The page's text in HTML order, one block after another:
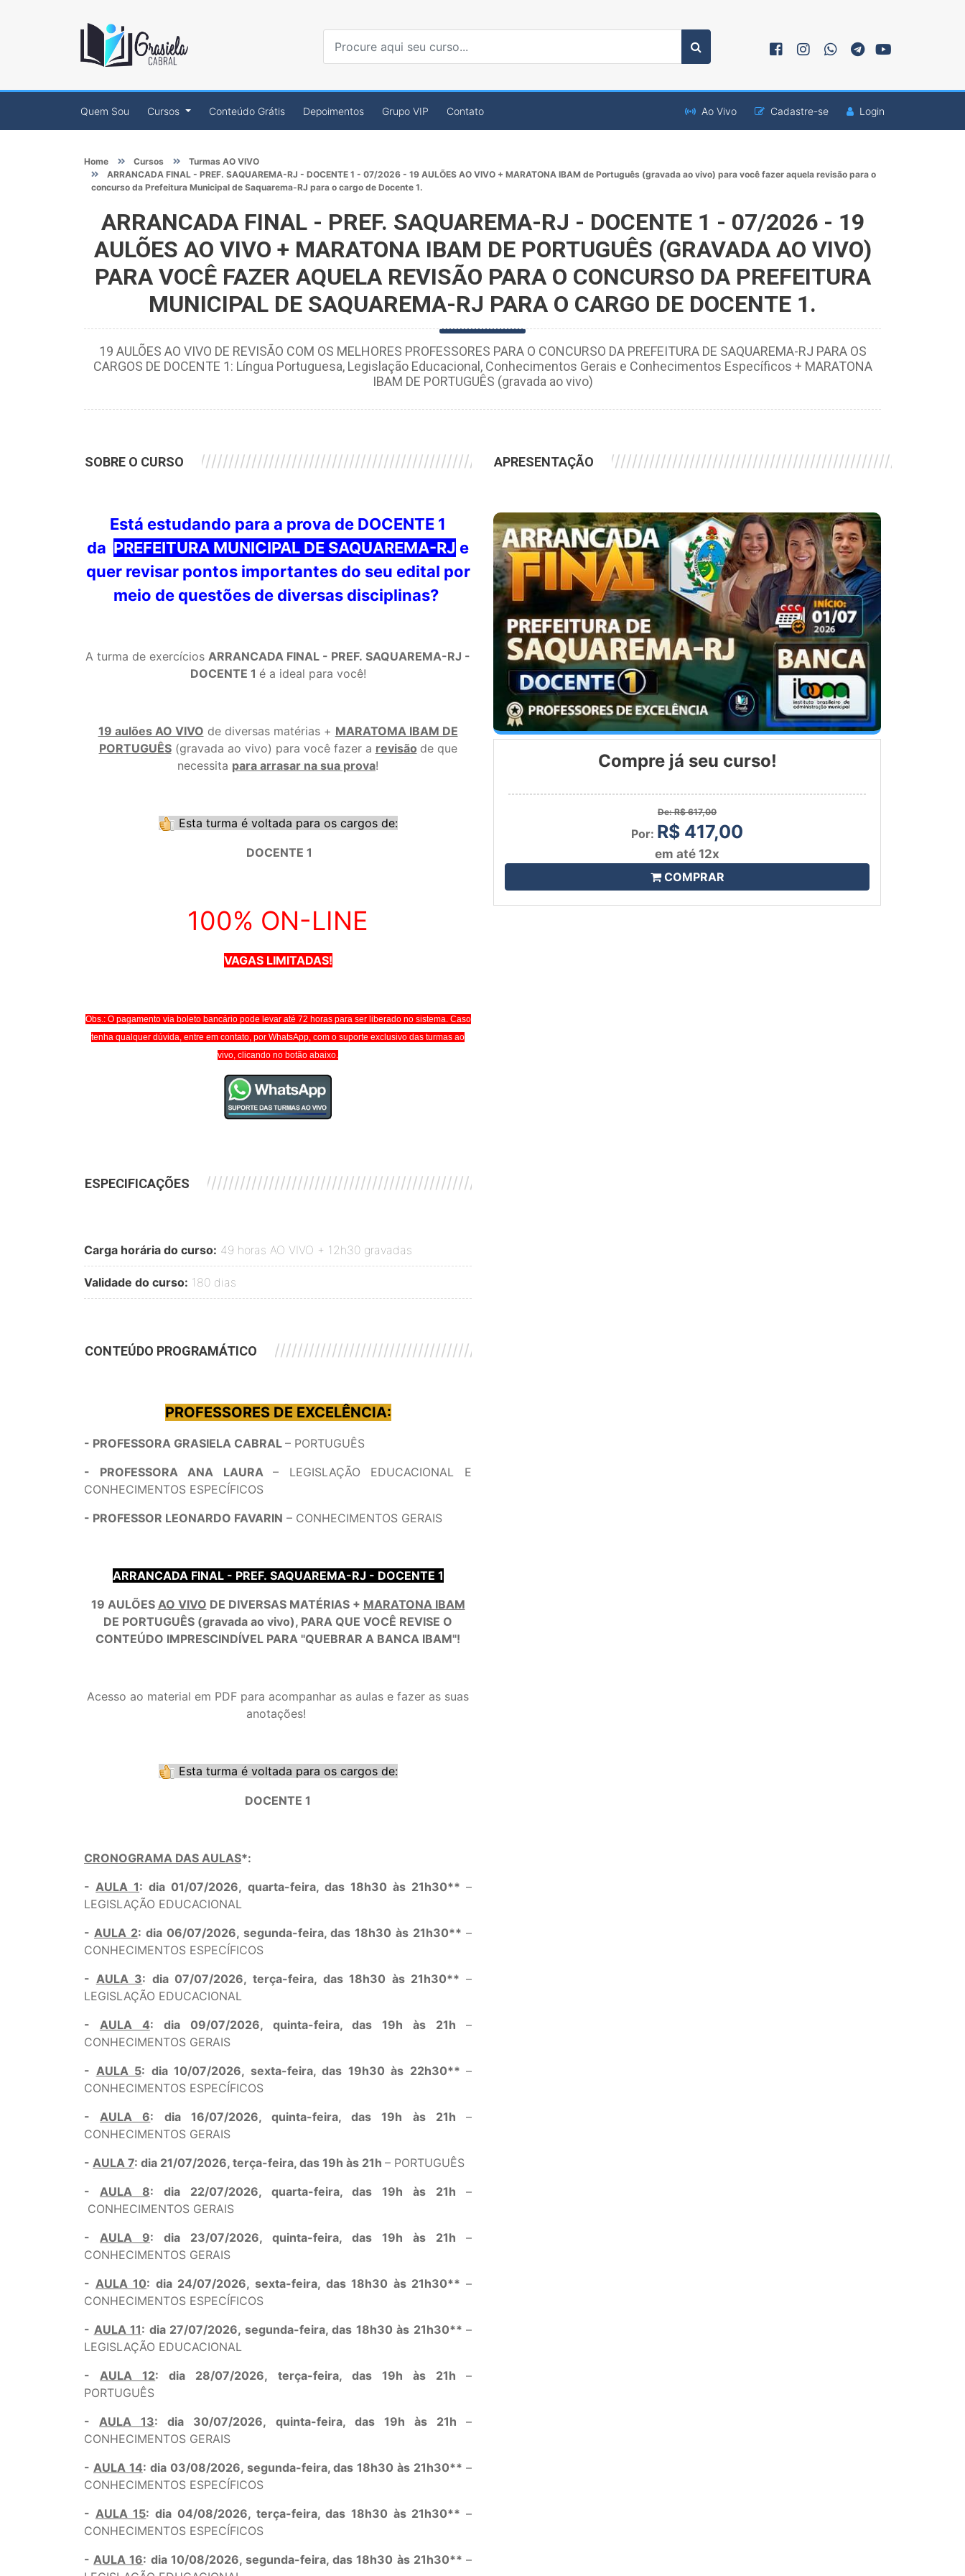
Quem Sou Cursos Conteúdo Grátis Depoimentos Grupo VIP Contato Ao Vivo Cadastre-se Login
Home Cursos
Turmas AO VIVO
ARRANCADA FINAL - PREF. SAQUAREMA-RJ - DOCENTE 1 - 07/2026 - 19 AULÕES AO VIVO + MARATONA IBAM de Português (gravada ao vivo) para você fazer aquela revisão para o
concurso da Prefeitura Municipal de Saquarema-RJ para o cargo de Docente 1.
ARRANCADA FINAL - PREF. SAQUAREMA-RJ - DOCENTE 1 - 07/2026 - 19
AULÕES AO VIVO + MARATONA IBAM DE PORTUGUÊS (GRAVADA AO VIVO)
PARA VOCÊ FAZER AQUELA REVISÃO PARA O CONCURSO DA PREFEITURA
MUNICIPAL DE SAQUAREMA-RJ PARA O CARGO DE DOCENTE 1.
19 AULÕES AO VIVO DE REVISÃO COM OS MELHORES PROFESSORES PARA O CONCURSO DA PREFEITURA DE SAQUAREMA-RJ PARA OS
CARGOS DE DOCENTE 1: Língua Portuguesa, Legislação Educacional, Conhecimentos Gerais e Conhecimentos Específicos + MARATONA
IBAM DE PORTUGUÊS (gravada ao vivo)
APRESENTAÇÃO
Compre já seu curso!
De:R$ 617,00
Por: R$ 417,00
em até 12x
COMPRAR
SOBRE O CURSO
Está estudando para a prova de DOCENTE 1
da PREFEITURA MUNICIPAL DE SAQUAREMA-RJ e
quer revisar pontos importantes do seu edital por
meio de questões de diversas disciplinas?
A turma de exercícios ARRANCADA FINAL - PREF. SAQUAREMA-RJ -
DOCENTE 1 é a ideal para você!
19 aulões AO VIVO de diversas matérias + MARATOMA IBAM DE
PORTUGUÊS(gravada ao vivo) para você fazer a revisão de que
necessita para arrasar na sua prova!
Esta turma é voltada para os cargos de:
DOCENTE 1
100% ON-LINE
VAGAS LIMITADAS!
Obs.: O pagamento via boleto bancário pode levar até 72 horas para ser liberado no sistema. Caso
tenha qualquer dúvida, entre em contato, por WhatsApp, com o suporte exclusivo das turmas ao
vivo, clicando no botão abaixo.
ESPECIFICAÇÕES
Carga horária do curso: 49 horas AO VIVO + 12h30 gravadas
Validade do curso: 180 dias
CONTEÚDO PROGRAMÁTICO
PROFESSORES DE EXCELÊNCIA:
- PROFESSORA GRASIELA CABRAL – PORTUGUÊS
- PROFESSORA ANA LAURA– LEGISLAÇÃO EDUCACIONAL E
CONHECIMENTOS ESPECÍFICOS
- PROFESSOR LEONARDO FAVARIN – CONHECIMENTOS GERAIS
ARRANCADA FINAL - PREF. SAQUAREMA-RJ - DOCENTE 1
19 AULÕES AO VIVO DE DIVERSAS MATÉRIAS + MARATONA IBAM
DE PORTUGUÊS (gravada ao vivo), PARA QUE VOCÊ REVISE O
CONTEÚDO IMPRESCINDÍVEL PARA "QUEBRAR A BANCA IBAM"!
Acesso ao material em PDF para acompanhar as aulas e fazer as suas
anotações!
Esta turma é voltada para os cargos de:
DOCENTE 1
CRONOGRAMA DAS AULAS*:
-AULA 1: dia 01/07/2026, quarta-feira, das 18h30 às 21h30**–
LEGISLAÇÃO EDUCACIONAL
- AULA 2: dia 06/07/2026, segunda-feira, das 18h30 às 21h30**–
CONHECIMENTOS ESPECÍFICOS
- AULA 3: dia 07/07/2026, terça-feira, das 18h30 às 21h30**–
LEGISLAÇÃO EDUCACIONAL
- AULA 4: dia 09/07/2026, quinta-feira, das 19h às 21h–
CONHECIMENTOS GERAIS
- AULA 5: dia 10/07/2026, sexta-feira, das 19h30 às 22h30** –
CONHECIMENTOS ESPECÍFICOS
-AULA 6: dia 16/07/2026, quinta-feira, das 19h às 21h–
CONHECIMENTOS GERAIS
- AULA 7: dia 21/07/2026, terça-feira, das 19h às 21h – PORTUGUÊS
- AULA 8: dia 22/07/2026, quarta-feira, das 19h às 21h–
CONHECIMENTOS GERAIS
- AULA 9: dia 23/07/2026, quinta-feira, das 19h às 21h –
CONHECIMENTOS GERAIS
- AULA 10: dia 24/07/2026, sexta-feira, das 18h30 às 21h30**–
CONHECIMENTOS ESPECÍFICOS
- AULA 11: dia 27/07/2026, segunda-feira, das 18h30 às 21h30** –
LEGISLAÇÃO EDUCACIONAL
-AULA 12: dia 28/07/2026, terça-feira, das 19h às 21h–
PORTUGUÊS
-AULA 13: dia 30/07/2026, quinta-feira, das 19h às 21h–
CONHECIMENTOS GERAIS
- AULA 14: dia 03/08/2026, segunda-feira, das 18h30 às 21h30**–
CONHECIMENTOS ESPECÍFICOS
- AULA 15: dia 04/08/2026, terça-feira, das 18h30 às 21h30**–
CONHECIMENTOS ESPECÍFICOS
-AULA 16: dia 10/08/2026, segunda-feira, das 18h30 às 21h30**–